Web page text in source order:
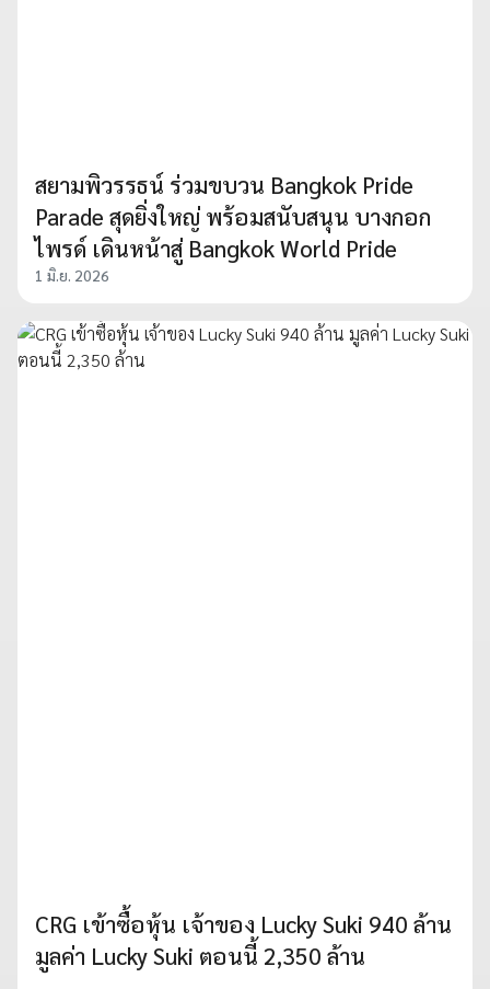
สยามพิวรรธน์ ร่วมขบวน Bangkok Pride
Parade สุดยิ่งใหญ่ พร้อมสนับสนุน บางกอก
ไพรด์ เดินหน้าสู่ Bangkok World Pride
1 มิ.ย. 2026
CRG เข้าซื้อหุ้น เจ้าของ Lucky Suki 940 ล้าน
มูลค่า Lucky Suki ตอนนี้ 2,350 ล้าน